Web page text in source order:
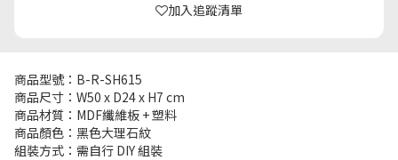
加入追蹤清單
商品型號：B-R-SH615
商品尺寸：W50 x D24 x H7 cm
商品材質：MDF纖維板 + 塑料
商品顏色：黑色大理石紋
組裝方式：需自行 DIY 組裝